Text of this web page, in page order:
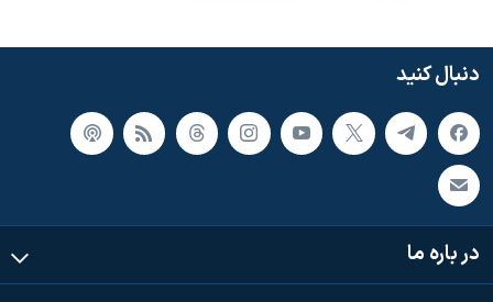
دنبال کنید
در باره ما